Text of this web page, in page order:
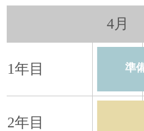
4月
1年目 準
2年目